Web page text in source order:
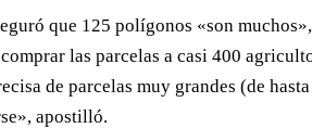
que 125 polígonos «son
las parcelas a casi 400
de parcelas muy grandes (de
apostilló.